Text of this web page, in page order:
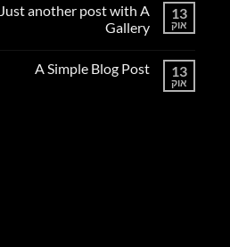
Welcome
to
Flatsome
13
אוק
Just another post with A
Gallery
על
13
אוק
A Simple Blog Post